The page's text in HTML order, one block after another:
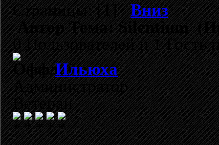
Страницы: [1]Вниз
АвторТема: Silentium
0 Пользователей и 1 Гость
Ильюха
Администратор
Ветеран